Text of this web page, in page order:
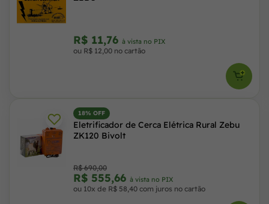
R$ 11,76 à vista no PIX
ou R$ 12,00 no cartão
18% OFF
Eletrificador de Cerca Elétrica Rural Zebu
ZK120 Bivolt
R$ 690,00
R$ 555,66 à vista no PIX
ou 10x de R$ 58,40 com juros no cartão